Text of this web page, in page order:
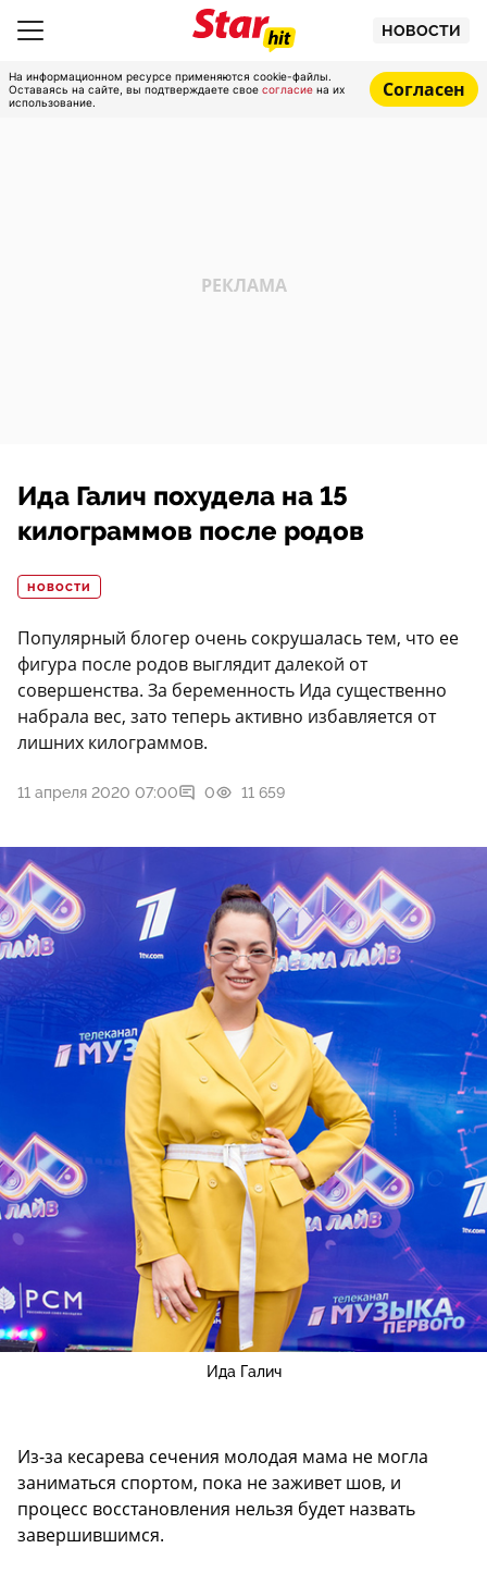
НОВОСТИ
На информационном ресурсе применяются cookie-файлы.
Оставаясь на сайте, вы подтверждаете свое согласие на их
использование.
Согласен
Ида Галич похудела на 15
килограммов после родов
НОВОСТИ
Популярный блогер очень сокрушалась тем, что ее
фигура после родов выглядит далекой от
совершенства. За беременность Ида существенно
набрала вес, зато теперь активно избавляется от
лишних килограммов.
11 апреля 2020 07:00 0 11 659
Ида Галич
Из-за кесарева сечения молодая мама не могла
заниматься спортом, пока не заживет шов, и
процесс восстановления нельзя будет назвать
завершившимся.